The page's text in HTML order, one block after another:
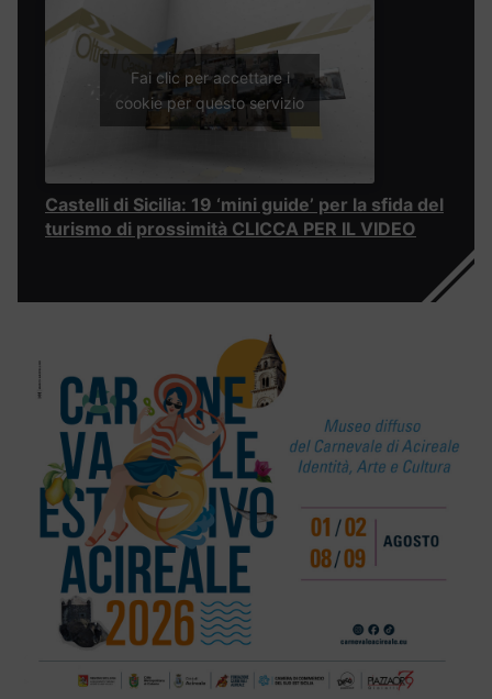
Fai clic per accettare i
cookie per questo servizio
Castelli di Sicilia: 19 ‘mini guide’ per la sfida del
turismo di prossimità CLICCA PER IL VIDEO